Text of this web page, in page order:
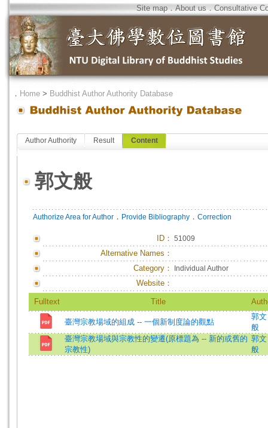
Site map．About us．Consultative
． Home > Buddhist Author Authority Database
Author Authority Result Content
郭文般
Authorize Area for Author ． Provide Bibliography ． Correction
ID ： 51009
Alternative Names：
Category：
Individual Author
Website：
Fulltext Title
臺灣宗教場域的組成 -- 一個新制度論的觀點
郭文
般
臺灣宗教場域與宗教性的變遷(原標題為 -- 新的或舊的
宗教性)
郭文
般